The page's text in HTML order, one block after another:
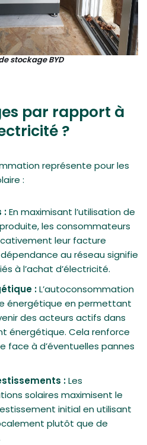
stockage BYD
par rapport à
?
représente pour les
:
:En maximisant l’utilisation de
les consommateurs
leur facture
au réseau signifie
à l’achat d’électricité.
:L’autoconsommation
énergétique en permettant
des acteurs actifs dans
énergétique. Cela renforce
face à d’éventuelles pannes
:Les
solaires maximisent le
initial en utilisant
plutôt que de